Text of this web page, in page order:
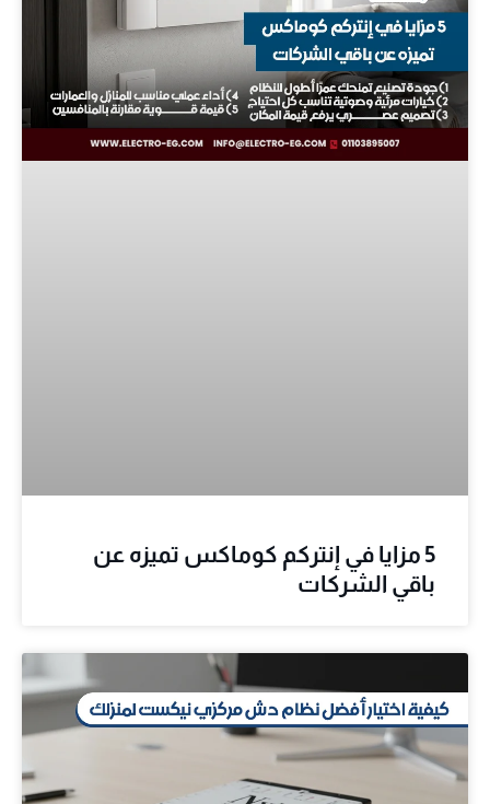
5 مزايا في إنتركم كوماكس تميزه عن
باقي الشركات